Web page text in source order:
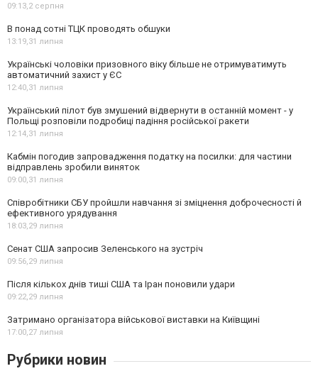
09:13,2 серпня
В понад сотні ТЦК проводять обшуки
13:19,31 липня
Українські чоловіки призовного віку більше не отримуватимуть
автоматичний захист у ЄС
12:40,31 липня
Український пілот був змушений відвернути в останній момент - у
Польщі розповіли подробиці падіння російської ракети
12:14,31 липня
Кабмін погодив запровадження податку на посилки: для частини
відправлень зробили виняток
09:00,31 липня
Співробітники СБУ пройшли навчання зі зміцнення доброчесності й
ефективного урядування
18:03,29 липня
Сенат США запросив Зеленського на зустріч
09:56,29 липня
Після кількох днів тиші США та Іран поновили удари
09:22,29 липня
Затримано організатора військової виставки на Київщині
17:00,27 липня
Рубрики новин